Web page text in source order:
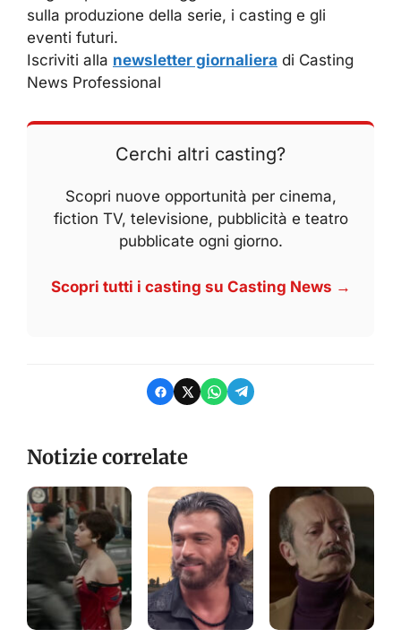
sulla produzione della serie, i casting e gli
eventi futuri.
Iscriviti alla newsletter giornaliera di Casting
News Professional
Cerchi altri casting?
Scopri nuove opportunità per cinema,
fiction TV, televisione, pubblicità e teatro
pubblicate ogni giorno.
Scopri tutti i casting su Casting News →
Notizie correlate